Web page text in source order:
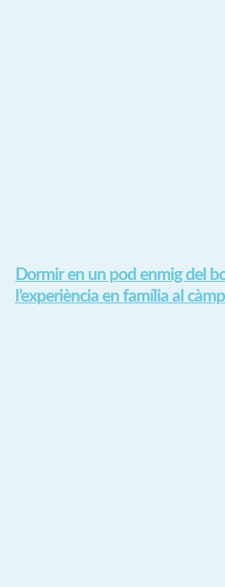
Dormir en un pod enmig del
l’experiència en família al